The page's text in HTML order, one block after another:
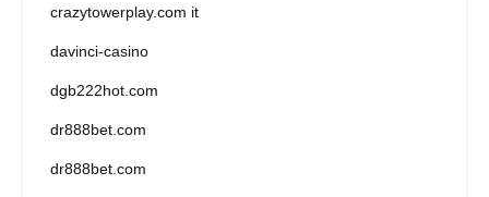
crazytowerplay.com it
davinci-casino
dgb222hot.com
dr888bet.com
dr888bet.com